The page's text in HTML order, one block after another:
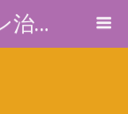
名医も知らない胃ガン治療のホントのところ